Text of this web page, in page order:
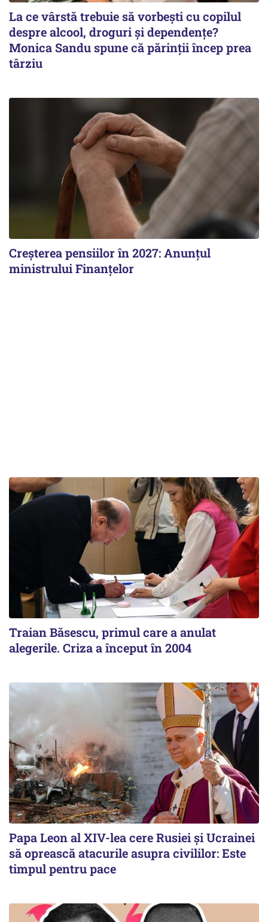
La ce vârstă trebuie să vorbești cu copilul
despre alcool, droguri și dependențe?
Monica Sandu spune că părinții încep prea
târziu
Creșterea pensiilor în 2027: Anunțul
ministrului Finanțelor
Traian Băsescu, primul care a anulat
alegerile. Criza a început în 2004
Papa Leon al XIV-lea cere Rusiei și Ucrainei
să oprească atacurile asupra civililor: Este
timpul pentru pace